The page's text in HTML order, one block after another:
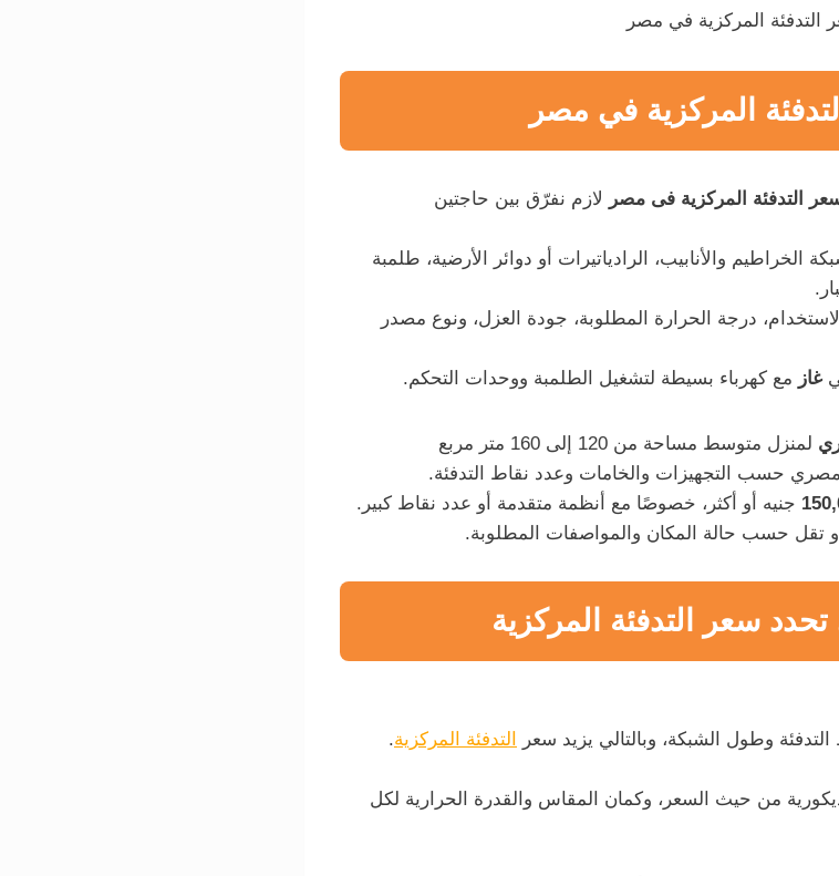
التدفئة المركزية في مصر
المركزية في مصر
التدفئة المركزية فى مصر
لازم نفرّق بين حاجتين
الخراطيم والأنابيب، الرادياتيرات أو دوائر الأرضية، طلمبة
درجة الحرارة المطلوبة، جودة العزل، ونوع مصدر
غاز مع كهرباء بسيطة لتشغيل الطلمبة ووحدات التحكم.
لمنزل متوسط مساحة من 120 إلى 160 متر مربع
حسب التجهيزات والخامات وعدد نقاط التدفئة.
جنيه أو أكثر، خصوصًا مع أنظمة متقدمة أو عدد نقاط كبير.
تقل حسب حالة المكان والمواصفات المطلوبة.
تحدد سعر التدفئة المركزية
وطول الشبكة، وبالتالي يزيد سعر
التدفئة المركزية.
من حيث السعر، وكمان المقاس والقدرة الحرارية لكل